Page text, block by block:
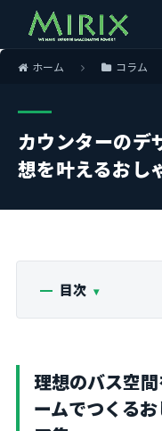
ホーム コラム
カウンターのデ
想を叶えるおし
目次
理想のバス空
ームでつくる